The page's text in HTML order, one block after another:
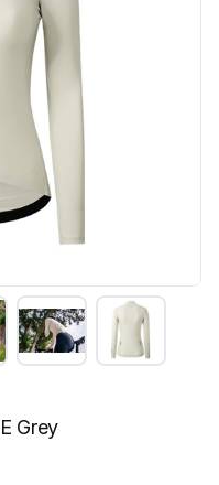
Grey